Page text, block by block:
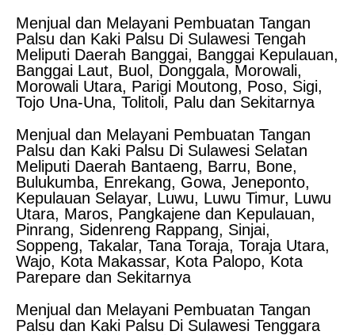
Menjual dan Melayani Pembuatan Tangan
Palsu dan Kaki Palsu Di Sulawesi Tengah
Meliputi Daerah Banggai, Banggai Kepulauan,
Banggai Laut, Buol, Donggala, Morowali,
Morowali Utara, Parigi Moutong, Poso, Sigi,
Tojo Una-Una, Tolitoli, Palu dan Sekitarnya
Menjual dan Melayani Pembuatan Tangan
Palsu dan Kaki Palsu Di Sulawesi Selatan
Meliputi Daerah Bantaeng, Barru, Bone,
Bulukumba, Enrekang, Gowa, Jeneponto,
Kepulauan Selayar, Luwu, Luwu Timur, Luwu
Utara, Maros, Pangkajene dan Kepulauan,
Pinrang, Sidenreng Rappang, Sinjai,
Soppeng, Takalar, Tana Toraja, Toraja Utara,
Wajo, Kota Makassar, Kota Palopo, Kota
Parepare dan Sekitarnya
Menjual dan Melayani Pembuatan Tangan
Palsu dan Kaki Palsu Di Sulawesi Tenggara